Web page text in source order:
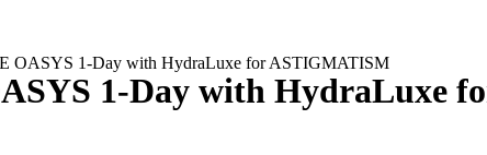
OASYS 1-Day with HydraLuxe for ASTIGMATISM
1-Day with HydraLuxe